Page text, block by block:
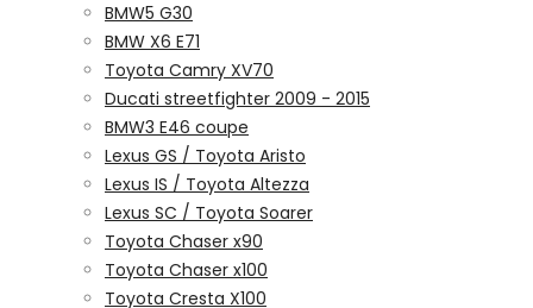
BMW5 G30
BMW X6 E71
Toyota Camry XV70
Ducati streetfighter 2009 - 2015
BMW3 E46 coupe
Lexus GS / Toyota Aristo
Lexus IS / Toyota Altezza
Lexus SC / Toyota Soarer
Toyota Chaser x90
Toyota Chaser x100
Toyota Cresta X100